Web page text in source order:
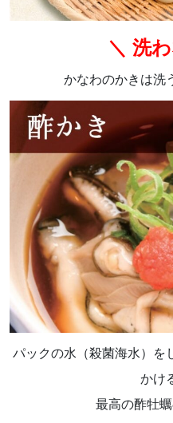
＼ 洗
かなわのかきは洗
パックの水（殺菌海水）を
かけ
最高の酢牡